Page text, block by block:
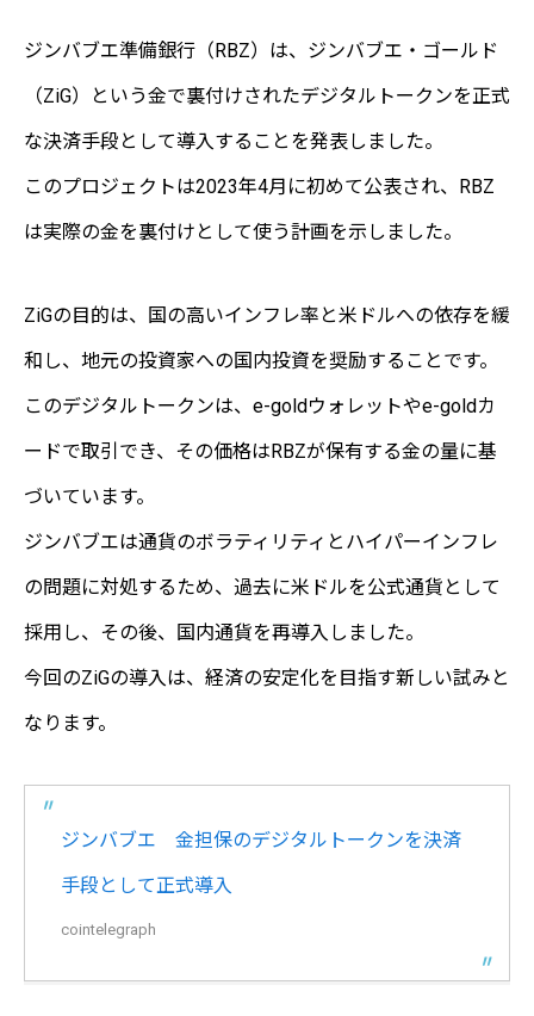
ジンバブエ準備銀行（RBZ）は、ジンバブエ・ゴールド
（ZiG）という金で裏付けされたデジタルトークンを正式
な決済手段として導入することを発表しました。
このプロジェクトは2023年4月に初めて公表され、RBZ
は実際の金を裏付けとして使う計画を示しました。
ZiGの目的は、国の高いインフレ率と米ドルへの依存を緩
和し、地元の投資家への国内投資を奨励することです。
このデジタルトークンは、e-goldウォレットやe-goldカ
ードで取引でき、その価格はRBZが保有する金の量に基
づいています。
ジンバブエは通貨のボラティリティとハイパーインフレ
の問題に対処するため、過去に米ドルを公式通貨として
採用し、その後、国内通貨を再導入しました。
今回のZiGの導入は、経済の安定化を目指す新しい試みと
なります。
ジンバブエ 金担保のデジタルトークンを決済
手段として正式導入
cointelegraph